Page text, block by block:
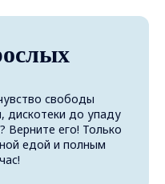
свободы
дискотеки до упаду
Верните его! Только
едой и полным